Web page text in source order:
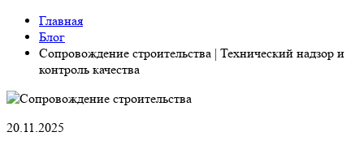
Главная
Блог
Сопровождение строительства | Технический надзор и
контроль качества
20.11.2025